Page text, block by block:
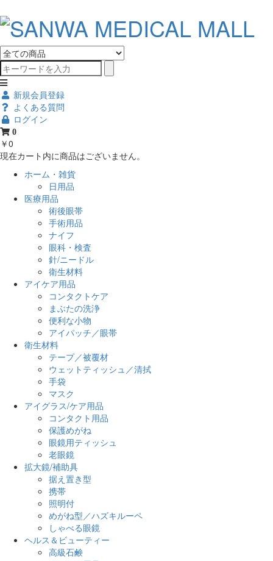
新規会員登録
よくある質問
ログイン
0
￥0
現在カート内に商品はございません。
ホーム・雑貨
日用品
医療用品
術後眼帯
手術用品
ナイフ
眼科・検査
針/ニードル
衛生材料
アイケア用品
コンタクトケア
まぶたの洗浄
便利な小物
アイパッチ／眼帯
衛生材料
テープ／被覆材
ウェットティッシュ／清拭
手袋
マスク
アイグラス/ケア用品
コンタクト用品
保護めがね
眼鏡用ティッシュ
老眼鏡
拡大鏡/補助具
据え置き型
携帯
照明付
めがね型／ハズキルーペ
しゃべる眼鏡
ヘルス＆ビューティー
高級石鹸